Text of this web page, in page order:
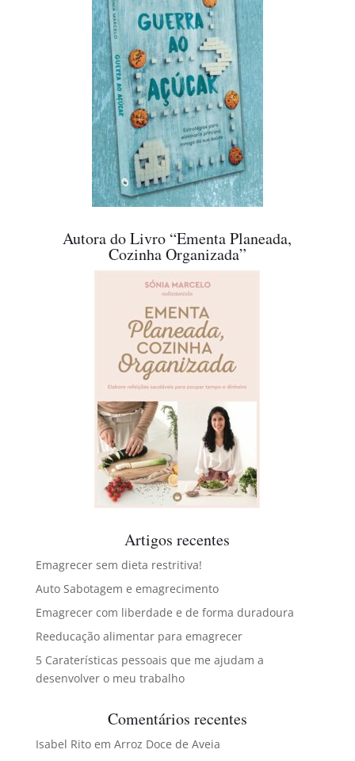
Autora do Livro “Ementa Planeada,
Cozinha Organizada”
Artigos recentes
Emagrecer sem dieta restritiva!
Auto Sabotagem e emagrecimento
Emagrecer com liberdade e de forma duradoura
Reeducação alimentar para emagrecer
5 Caraterísticas pessoais que me ajudam a
desenvolver o meu trabalho
Comentários recentes
Isabel Ritoem Arroz Doce de Aveia